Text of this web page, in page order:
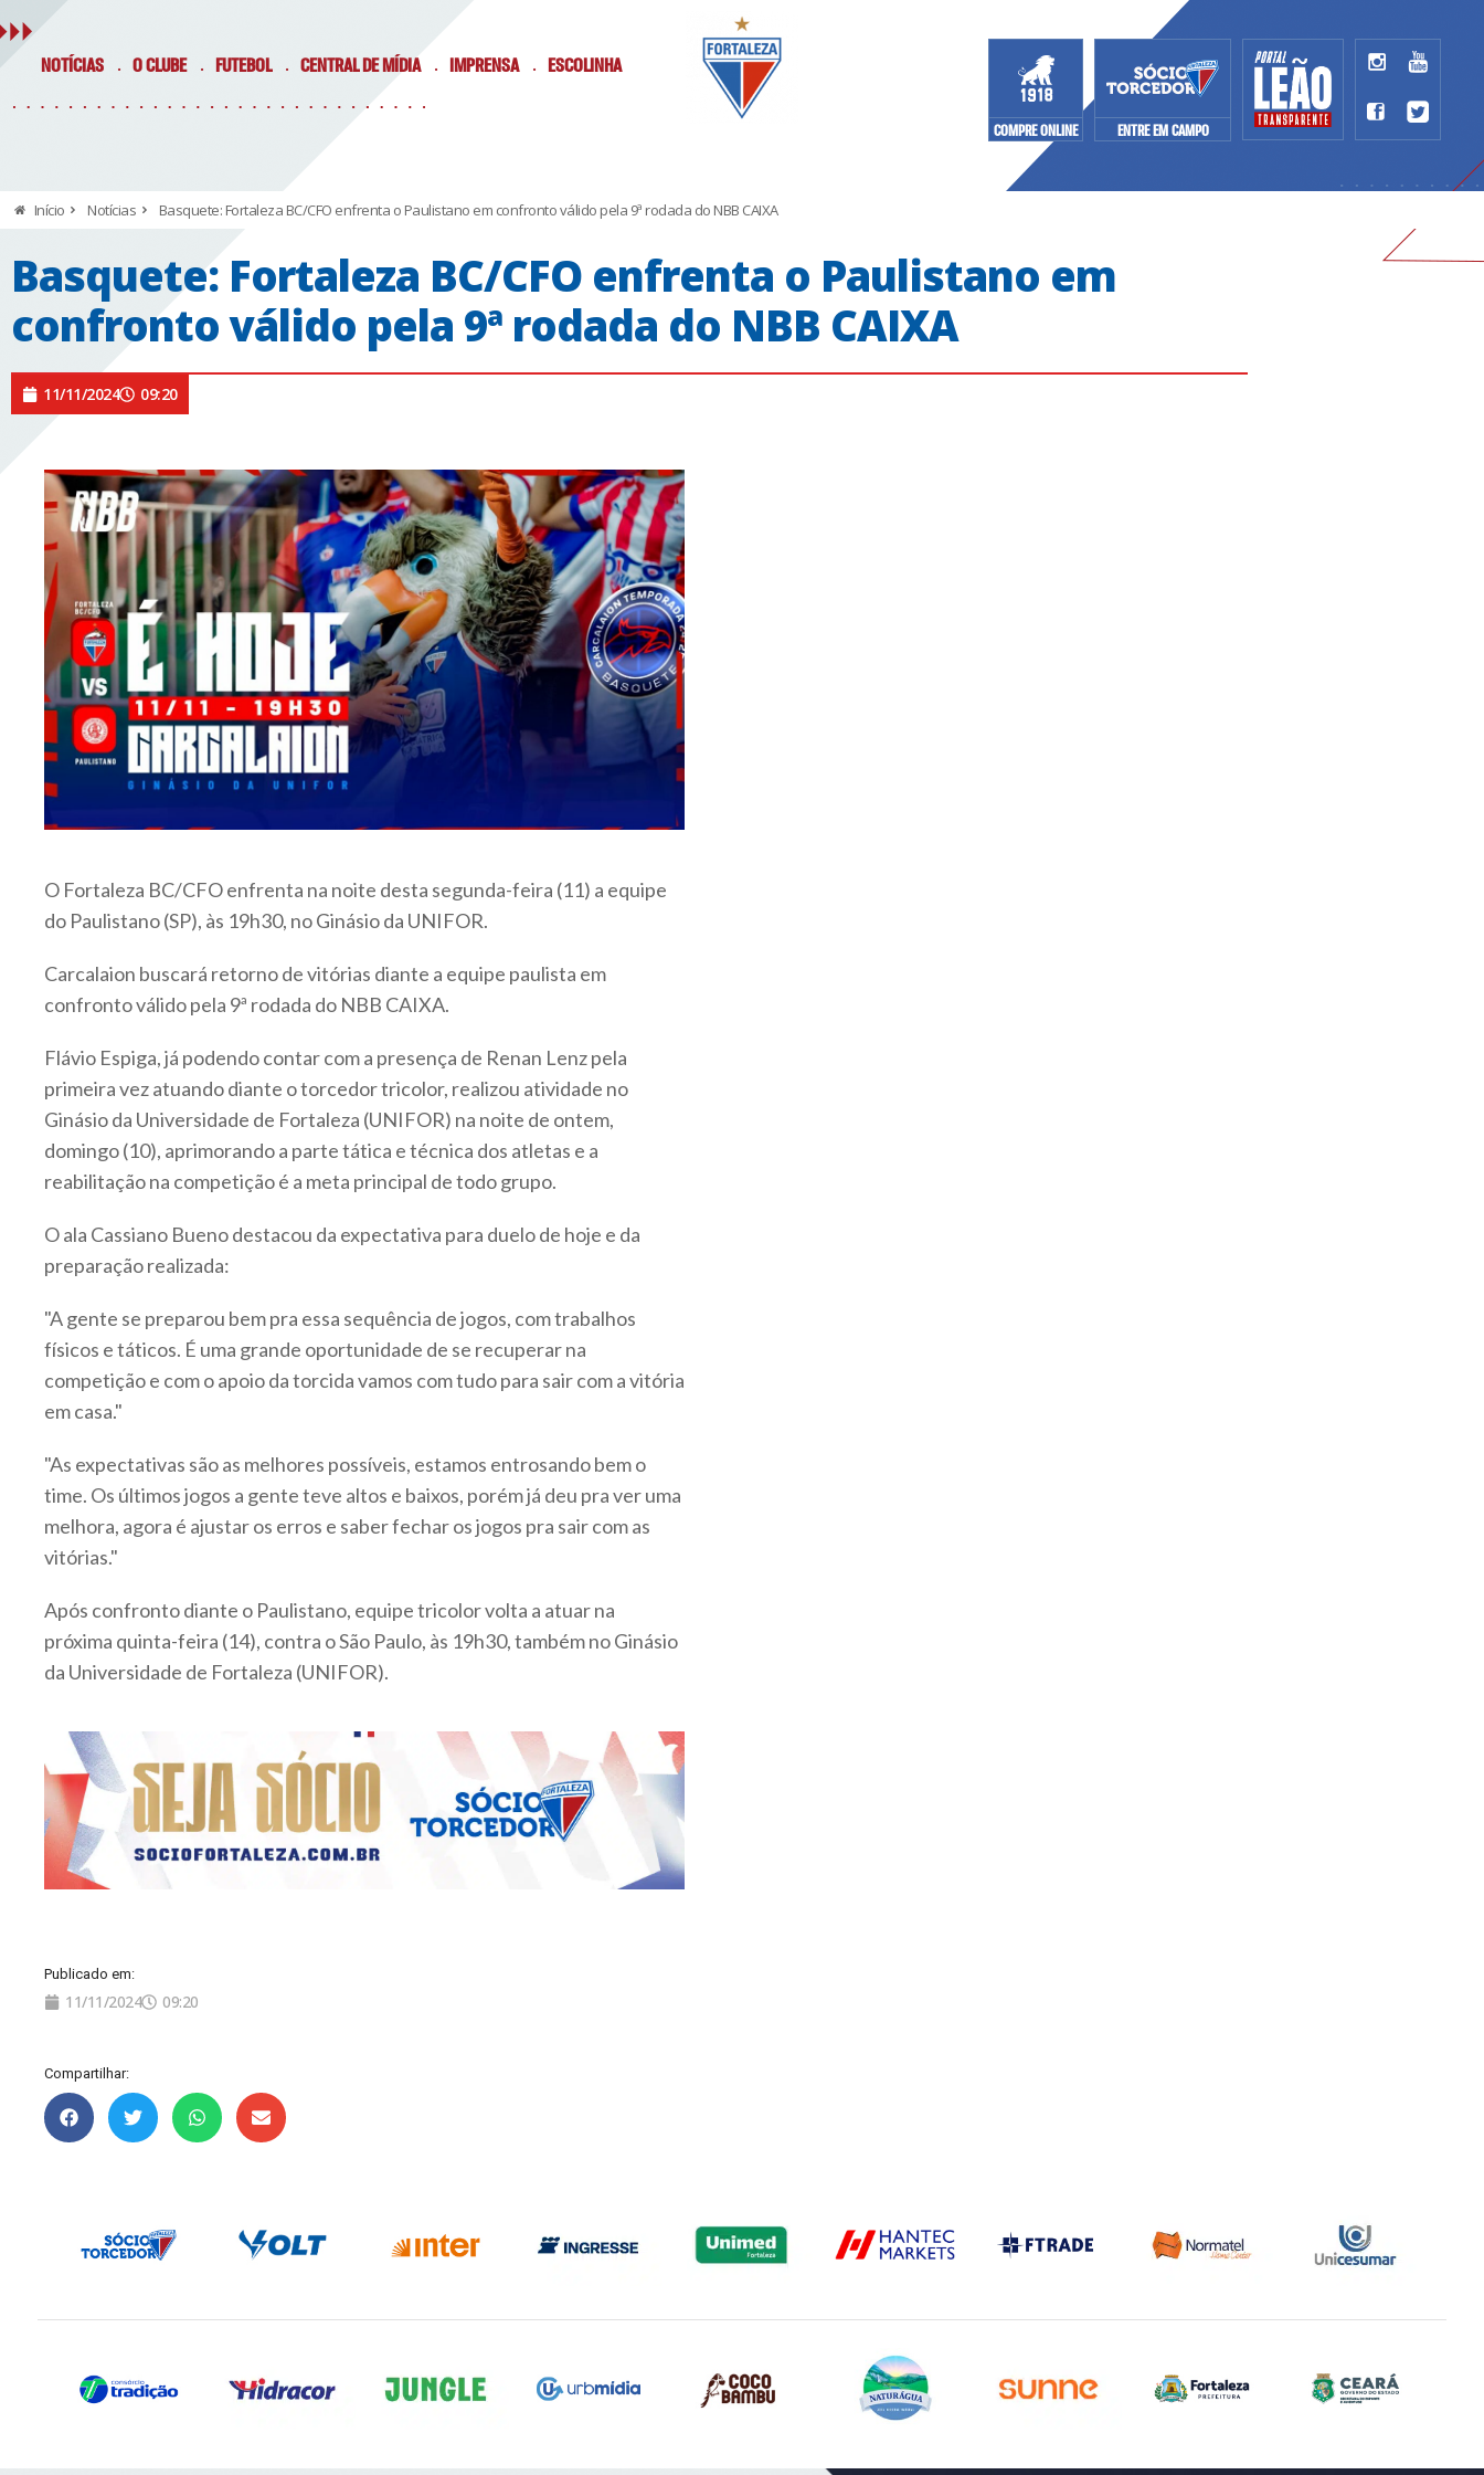
NOTÍCIAS O CLUBE FUTEBOL CENTRAL DE MÍDIA IMPRENSA ESCOLINHA
COMPRE ONLINE ENTRE EM CAMPO
Início Notícias Basquete: Fortaleza BC/CFO enfrenta o Paulistano em confronto válido pela 9ª rodada do NBB CAIXA
Basquete: Fortaleza BC/CFO enfrenta o Paulistano em
confronto válido pela 9ª rodada do NBB CAIXA
11/11/2024 09:20
O Fortaleza BC/CFO enfrenta na noite desta segunda-feira (11) a equipe
do Paulistano (SP), às 19h30, no Ginásio da UNIFOR.
Carcalaion buscará retorno de vitórias diante a equipe paulista em
confronto válido pela 9ª rodada do NBB CAIXA.
Flávio Espiga, já podendo contar com a presença de Renan Lenz pela
primeira vez atuando diante o torcedor tricolor, realizou atividade no
Ginásio da Universidade de Fortaleza (UNIFOR) na noite de ontem,
domingo (10), aprimorando a parte tática e técnica dos atletas e a
reabilitação na competição é a meta principal de todo grupo.
O ala Cassiano Bueno destacou da expectativa para duelo de hoje e da
preparação realizada:
"A gente se preparou bem pra essa sequência de jogos, com trabalhos
físicos e táticos. É uma grande oportunidade de se recuperar na
competição e com o apoio da torcida vamos com tudo para sair com a vitória
em casa."
"As expectativas são as melhores possíveis, estamos entrosando bem o
time. Os últimos jogos a gente teve altos e baixos, porém já deu pra ver uma
melhora, agora é ajustar os erros e saber fechar os jogos pra sair com as
vitórias."
Após confronto diante o Paulistano, equipe tricolor volta a atuar na
próxima quinta-feira (14), contra o São Paulo, às 19h30, também no Ginásio
da Universidade de Fortaleza (UNIFOR).
Publicado em:
11/11/2024 09:20
Compartilhar: